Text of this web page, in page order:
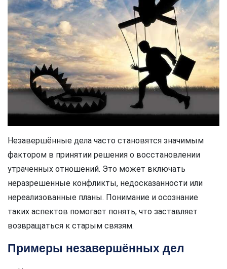
Незавершённые дела часто становятся значимым
фактором в принятии решения о восстановлении
утраченных отношений. Это может включать
неразрешенные конфликты, недосказанности или
нереализованные планы. Понимание и осознание
таких аспектов помогает понять, что заставляет
возвращаться к старым связям.
Примеры незавершённых дел